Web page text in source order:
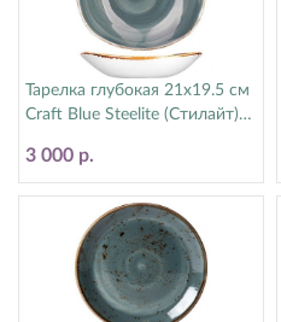
Тарелка глубокая 21х19.5 см
Craft Blue Steelite (Стилайт)
3 000 р.